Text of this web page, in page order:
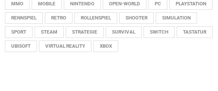
MMO MOBILE NINTENDO OPEN-WORLD PC PLAYSTATION
RENNSPIEL RETRO ROLLENSPIEL SHOOTER SIMULATION
SPORT STEAM STRATEGIE SURVIVAL SWITCH TASTATUR
UBISOFT VIRTUAL REALITY XBOX